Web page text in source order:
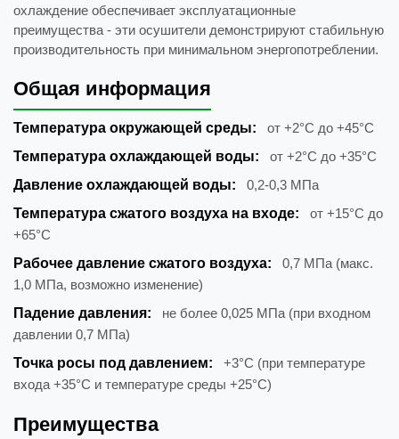
охлаждение обеспечивает эксплуатационные
преимущества - эти осушители демонстрируют стабильную
производительность при минимальном энергопотреблении.
Общая информация
Температура окружающей среды:
от +2°C до +45°C
Температура охлаждающей воды:
от +2°C до +35°C
Давление охлаждающей воды:
0,2-0,3 МПа
Температура сжатого воздуха на входе:
от +15°C до
+65°C
Рабочее давление сжатого воздуха:
0,7 МПа (макс.
1,0 МПа, возможно изменение)
Падение давления:
не более 0,025 МПа (при входном
давлении 0,7 МПа)
Точка росы под давлением:
+3°C (при температуре
входа +35°C и температуре среды +25°C)
Преимущества